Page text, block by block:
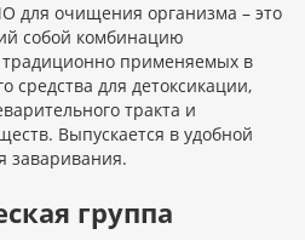
для очищения организма – это
собой комбинацию
традиционно применяемых в
средства для детоксикации,
тракта и
Выпускается в удобной
заваривания.
группа